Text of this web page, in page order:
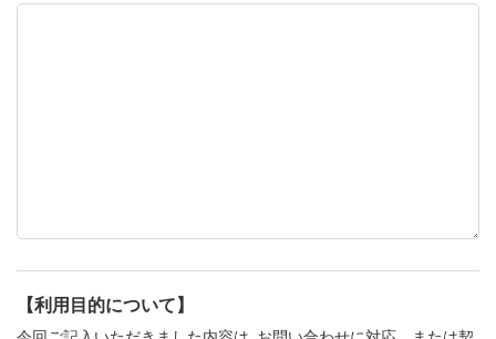
【利用目的について】